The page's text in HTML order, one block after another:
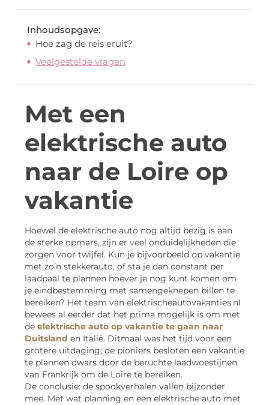
Inhoudsopgave:
Hoe zag de reis eruit?
Veelgestelde vragen
Met een
elektrische auto
naar de Loire op
vakantie
Hoewel de elektrische auto nog altijd bezig is aan
de sterke opmars, zijn er veel onduidelijkheden die
zorgen voor twijfel. Kun je bijvoorbeeld op vakantie
met zo’n stekkerauto, of sta je dan constant per
laadpaal te plannen hoever je nog kunt komen om
je eindbestemming met samengeknepen billen te
bereiken? Het team van elektrischeautovakanties.nl
bewees al eerder dat het prima mogelijk is om met
de elektrische auto op vakantie te gaan naar
Duitsland en Italië. Ditmaal was het tijd voor een
grotere uitdaging; de pioniers besloten een vakantie
te plannen dwars door de beruchte laadwoestijnen
van Frankrijk om de Loire te bereiken.
De conclusie: de spookverhalen vallen bijzonder
mee. Met wat planning en een elektrische auto met